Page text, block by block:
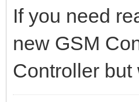
If you need
new GSM
Controller but